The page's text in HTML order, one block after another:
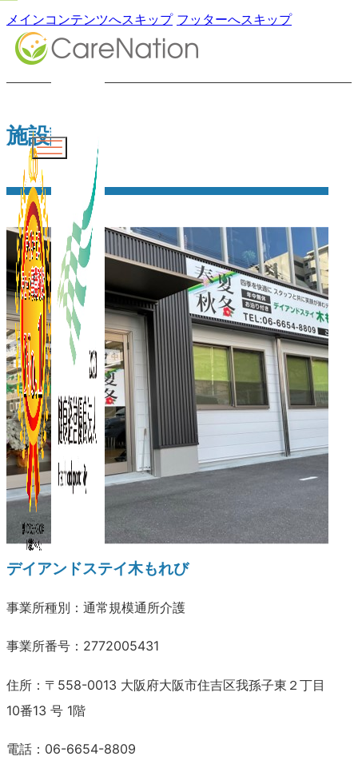
メインコンテンツへスキップ フッターへスキップ
施設詳細
デイアンドステイ木もれび
事業所種別：通常規模通所介護
事業所番号：2772005431
住所：〒558-0013 大阪府大阪市住吉区我孫子東２丁目
10番13 号 1階
電話：06-6654-8809